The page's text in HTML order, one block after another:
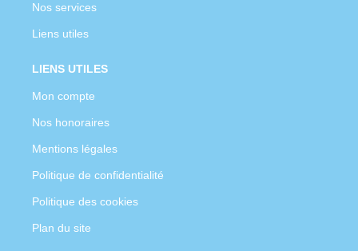
Nos services
Liens utiles
LIENS UTILES
Mon compte
Nos honoraires
Mentions légales
Politique de confidentialité
Politique des cookies
Plan du site